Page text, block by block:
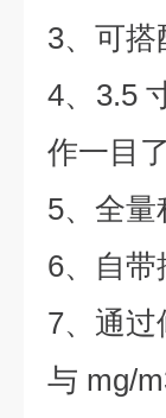
3、可
4、3.5
作一目
5、全
6、自
7、通
与 mg/